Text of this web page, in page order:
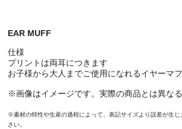
EAR MUFF
仕様
プリントは両耳につきます
お子様から大人までご使用になれるイヤーマフ
※画像はイメージです。実際の商品とは異なる
※素材の特性や生産の過程によって、表記サイズより誤差が生
さい。